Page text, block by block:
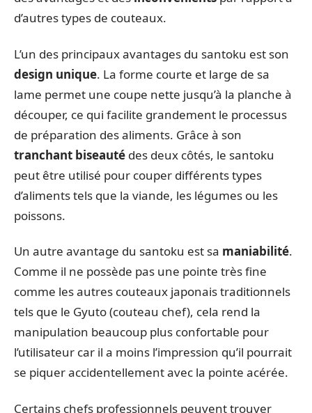
d’autres types de couteaux.
L’un des principaux avantages du santoku est son
design unique. La forme courte et large de sa
lame permet une coupe nette jusqu’à la planche à
découper, ce qui facilite grandement le processus
de préparation des aliments. Grâce à son
tranchant biseauté des deux côtés, le santoku
peut être utilisé pour couper différents types
d’aliments tels que la viande, les légumes ou les
poissons.
Un autre avantage du santoku est sa maniabilité.
Comme il ne possède pas une pointe très fine
comme les autres couteaux japonais traditionnels
tels que le Gyuto (couteau chef), cela rend la
manipulation beaucoup plus confortable pour
l’utilisateur car il a moins l’impression qu’il pourrait
se piquer accidentellement avec la pointe acérée.
Certains chefs professionnels peuvent trouver